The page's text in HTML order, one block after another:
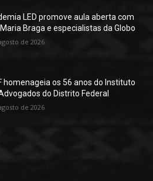
LED promove aula aberta com
Braga e especialistas da Globo
de 2026
homenageia os 56 anos do Instituto
do Distrito Federal
de 2026